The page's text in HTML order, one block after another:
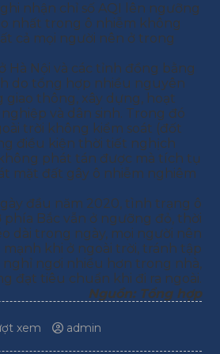
nhận chỉ số AQI lên ngưỡng
nhất trong ô nhiễm không
cả mọi người nên ở trong
Hà Nội và các tỉnh đồng bằng
do tổng hợp nhiều nguyên
thông, xây dựng, hoạt
và dân sinh. Trong đó
trời không kiểm soát (đốt
điều kiện thời tiết nghịch
phát tán được mà tích tụ
mặt đất gây ô nhiễm nghiêm
đầu năm 2020, tình trạng ô
phía Bắc vẫn ở ngưỡng đỏ, thời
dài trong ngày, mọi người nên
khi ở ngoài trời, tránh tập
nghỉ ngơi nhiều hơn trong nhà,
đạt tiêu chuẩn khi đi ra ngoài.
Nguồn: Tổng hợp
xem admin